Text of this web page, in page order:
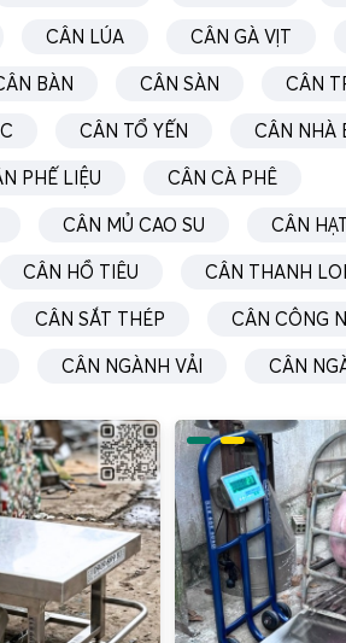
CÂN LÚA CÂN GÀ VỊT
BÀN CÂN SÀN CÂN
CÂN TỔ YẾN CÂN NHÀ
PHẾ LIỆU CÂN CÀ PHÊ
CÂN MỦ CAO SU CÂN
CÂN HỒ TIÊU CÂN THANH
CÂN SẮT THÉP CÂN CÔNG
CÂN NGÀNH VẢI CÂN